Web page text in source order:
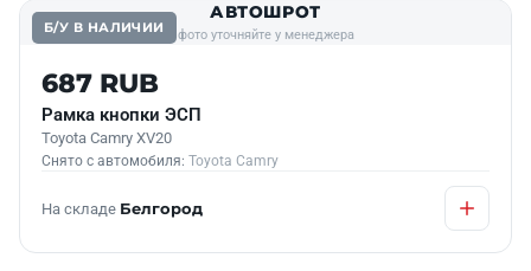
Б/У В НАЛИЧИИ
АВТОШРОТ
фото уточняйте у менеджера
687 RUB
Рамка кнопки ЭСП
Toyota Camry XV20
Снято с автомобиля: Toyota Camry
На складе Белгород